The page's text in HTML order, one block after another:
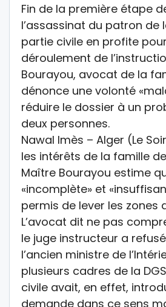
Fin de la première étape
l’assassinat du patron de
partie civile en profite
déroulement de
Bourayou, avocat de la
dénonce une volonté
réduire le dossier à un
deux personnes.
Nawal Imès – Alger (Le
les intérêts de la famille
Maître Bourayou estime
«incomplète» et
permis de lever les zones
L’avocat dit ne pas
le juge instructeur a
l’ancien ministre de
plusieurs cadres de la
civile avait, en effet,
demande dans ce sens